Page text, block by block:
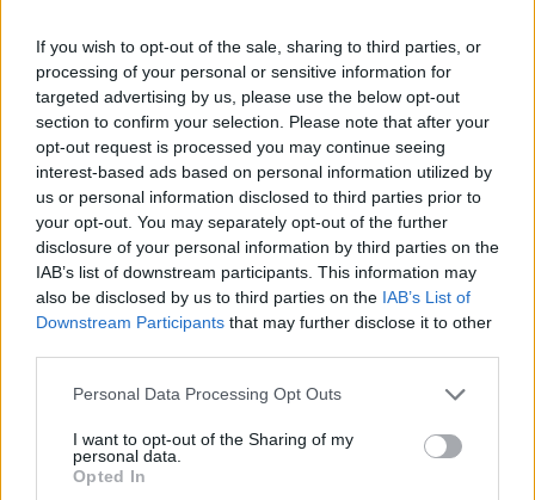
If you wish to opt-out of the sale, sharing to third parties, or
processing of your personal or sensitive information for
targeted advertising by us, please use the below opt-out
section to confirm your selection. Please note that after your
opt-out request is processed you may continue seeing
interest-based ads based on personal information utilized by
us or personal information disclosed to third parties prior to
your opt-out. You may separately opt-out of the further
disclosure of your personal information by third parties on the
IAB’s list of downstream participants. This information may
also be disclosed by us to third parties on the IAB’s List of
Downstream Participants that may further disclose it to other
Personal Data Processing Opt Outs
I want to opt-out of the Sharing of my
personal data.
Opted In